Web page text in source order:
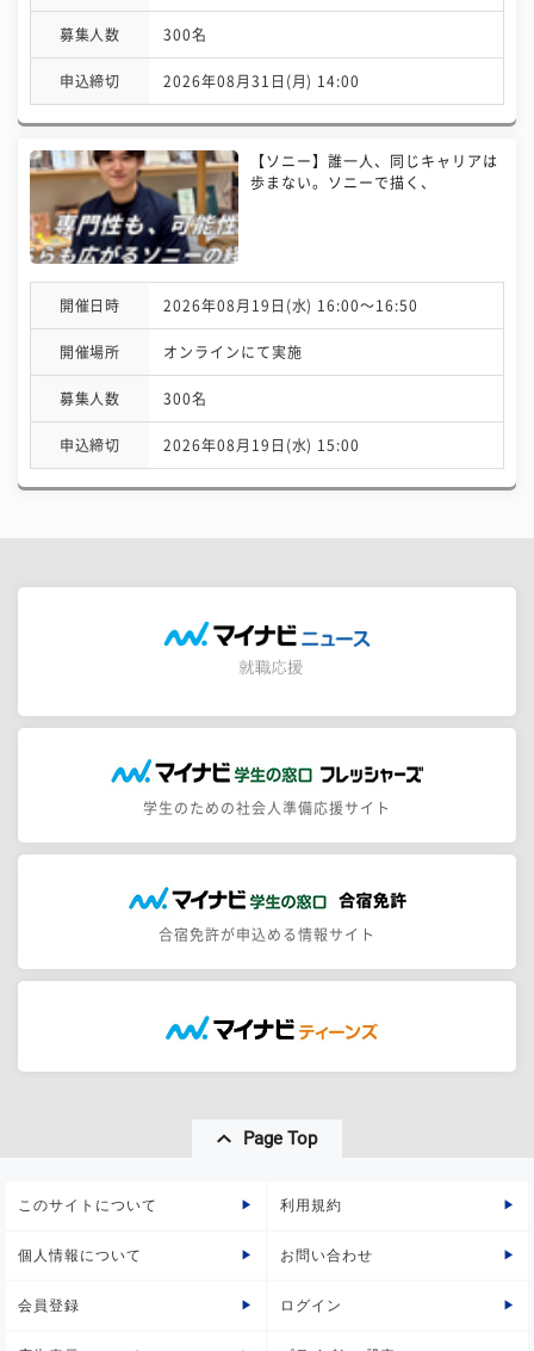
募集人数 300名
申込締切 2026年08月31日(月) 14:00
【ソニー】誰一人、同じキャリアは
歩まない。ソニーで描く、
開催日時 2026年08月19日(水) 16:00〜16:50
開催場所 オンラインにて実施
募集人数 300名
申込締切 2026年08月19日(水) 15:00
学生のための社会人準備応援サイト
合宿免許が申込める情報サイト
Page Top
このサイトについて 利用規約
個人情報について お問い合わせ
会員登録 ログイン